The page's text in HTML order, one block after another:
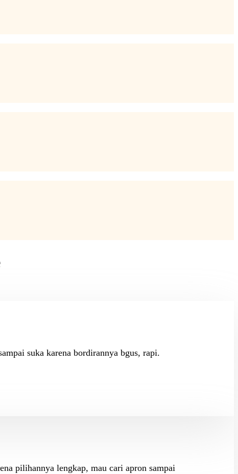
suka karena bordirannya bgus, rapi.
pilihannya lengkap, mau cari apron sampai